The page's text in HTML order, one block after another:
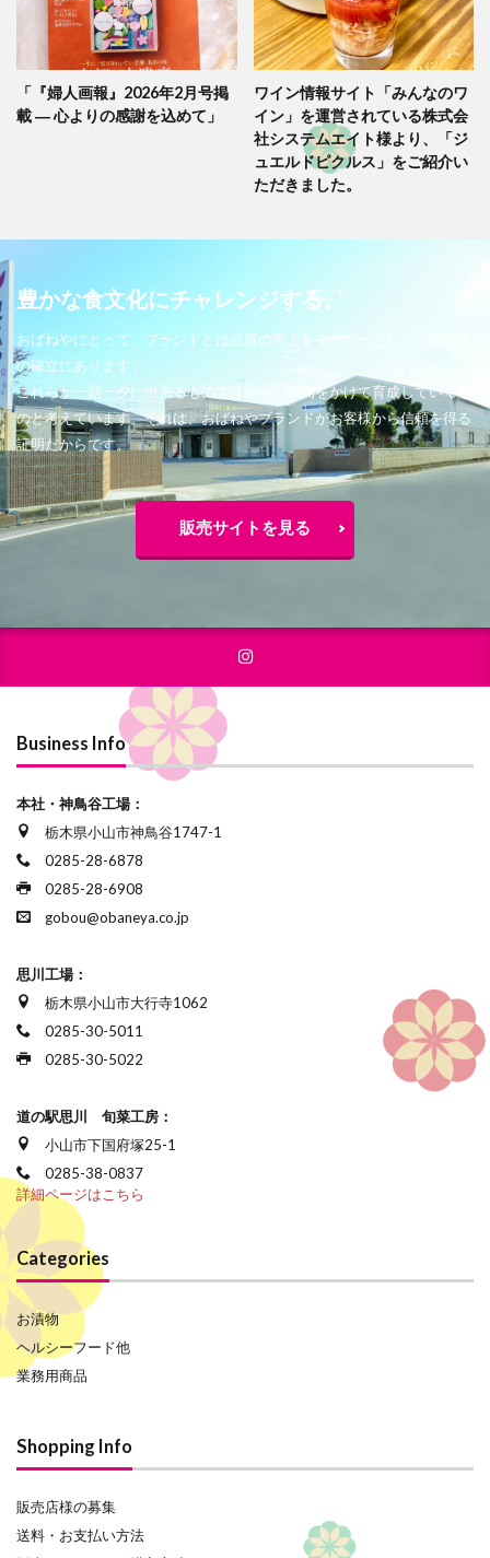
「『婦人画報』2026年2月号掲
載 ― 心よりの感謝を込めて」
ワイン情報サイト「みんなのワ
イン」を運営されている株式会
社システムエイト様より、「ジ
ュエルドピクルス」をご紹介い
ただきました。
豊かな食文化にチャレンジする。
おばねやにとって、ブランドとは品質の向上をモットーとした信頼関係
の確立にあります 。
これらが一朝一夕に出来るものではなく、時間をかけて育成していくも
のと考えています。それは、おばねやブランドがお客様から信頼を得る
証明だからです。
販売サイトを見る
Business Info
本社・神鳥谷工場：
栃木県小山市神鳥谷1747-1
0285-28-6878
0285-28-6908
gobou@obaneya.co.jp
思川工場：
栃木県小山市大行寺1062
0285-30-5011
0285-30-5022
道の駅思川 旬菜工房：
小山市下国府塚25-1
0285-38-0837
詳細ページはこちら
Categories
お漬物
ヘルシーフード他
業務用商品
Shopping Info
販売店様の募集
送料・お支払い方法